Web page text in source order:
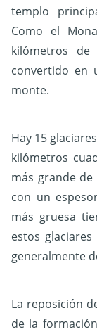
templo
Como el
kilómetros
convertido en
monte.
Hay 15
kilómetros
más grande
con un
más gruesa
estos
generalmente
La reposición
de la